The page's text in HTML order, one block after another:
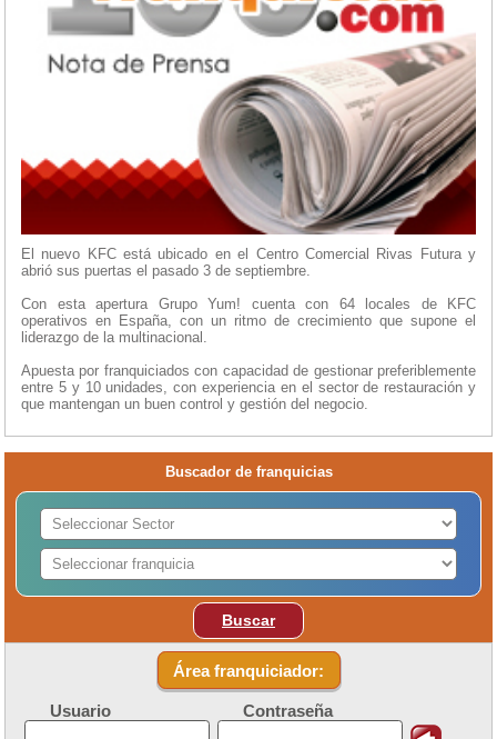
El nuevo KFC está ubicado en el Centro Comercial Rivas Futura y
abrió sus puertas el pasado 3 de septiembre.
Con esta apertura Grupo Yum! cuenta con 64 locales de KFC
operativos en España, con un ritmo de crecimiento que supone el
liderazgo de la multinacional.
Apuesta por franquiciados con capacidad de gestionar preferiblemente
entre 5 y 10 unidades, con experiencia en el sector de restauración y
que mantengan un buen control y gestión del negocio.
Buscador de franquicias
Buscar
Área franquiciador:
Usuario Contraseña